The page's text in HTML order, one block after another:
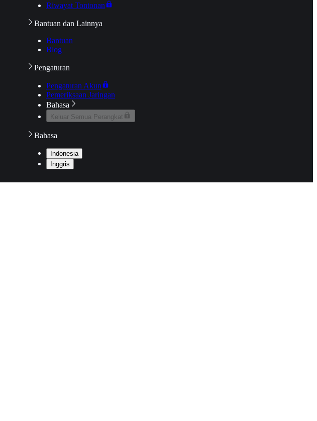
Riwayat Tontonan
Bantuan dan Lainnya
Bantuan
Blog
Pengaturan
Pengaturan Akun
Pemeriksaan Jaringan
Bahasa
Keluar Semua Perangkat
Bahasa
Indonesia
Inggris